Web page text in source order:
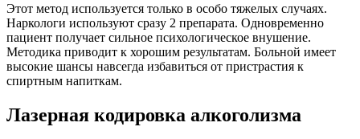
Этот метод используется только в особо тяжелых случаях.
Наркологи используют сразу 2 препарата. Одновременно
пациент получает сильное психологическое внушение.
Методика приводит к хорошим результатам. Больной имеет
высокие шансы навсегда избавиться от пристрастия к
спиртным напиткам.
Лазерная кодировка алкоголизма